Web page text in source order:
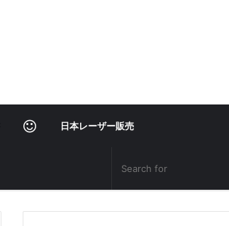
ザ
日本レーザー販売